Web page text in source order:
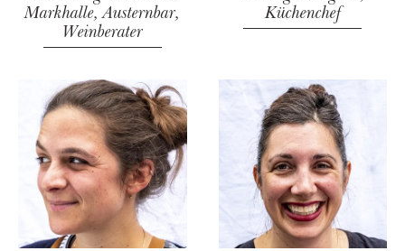
Markhalle, Austernbar,
Weinberater
Küchenchef